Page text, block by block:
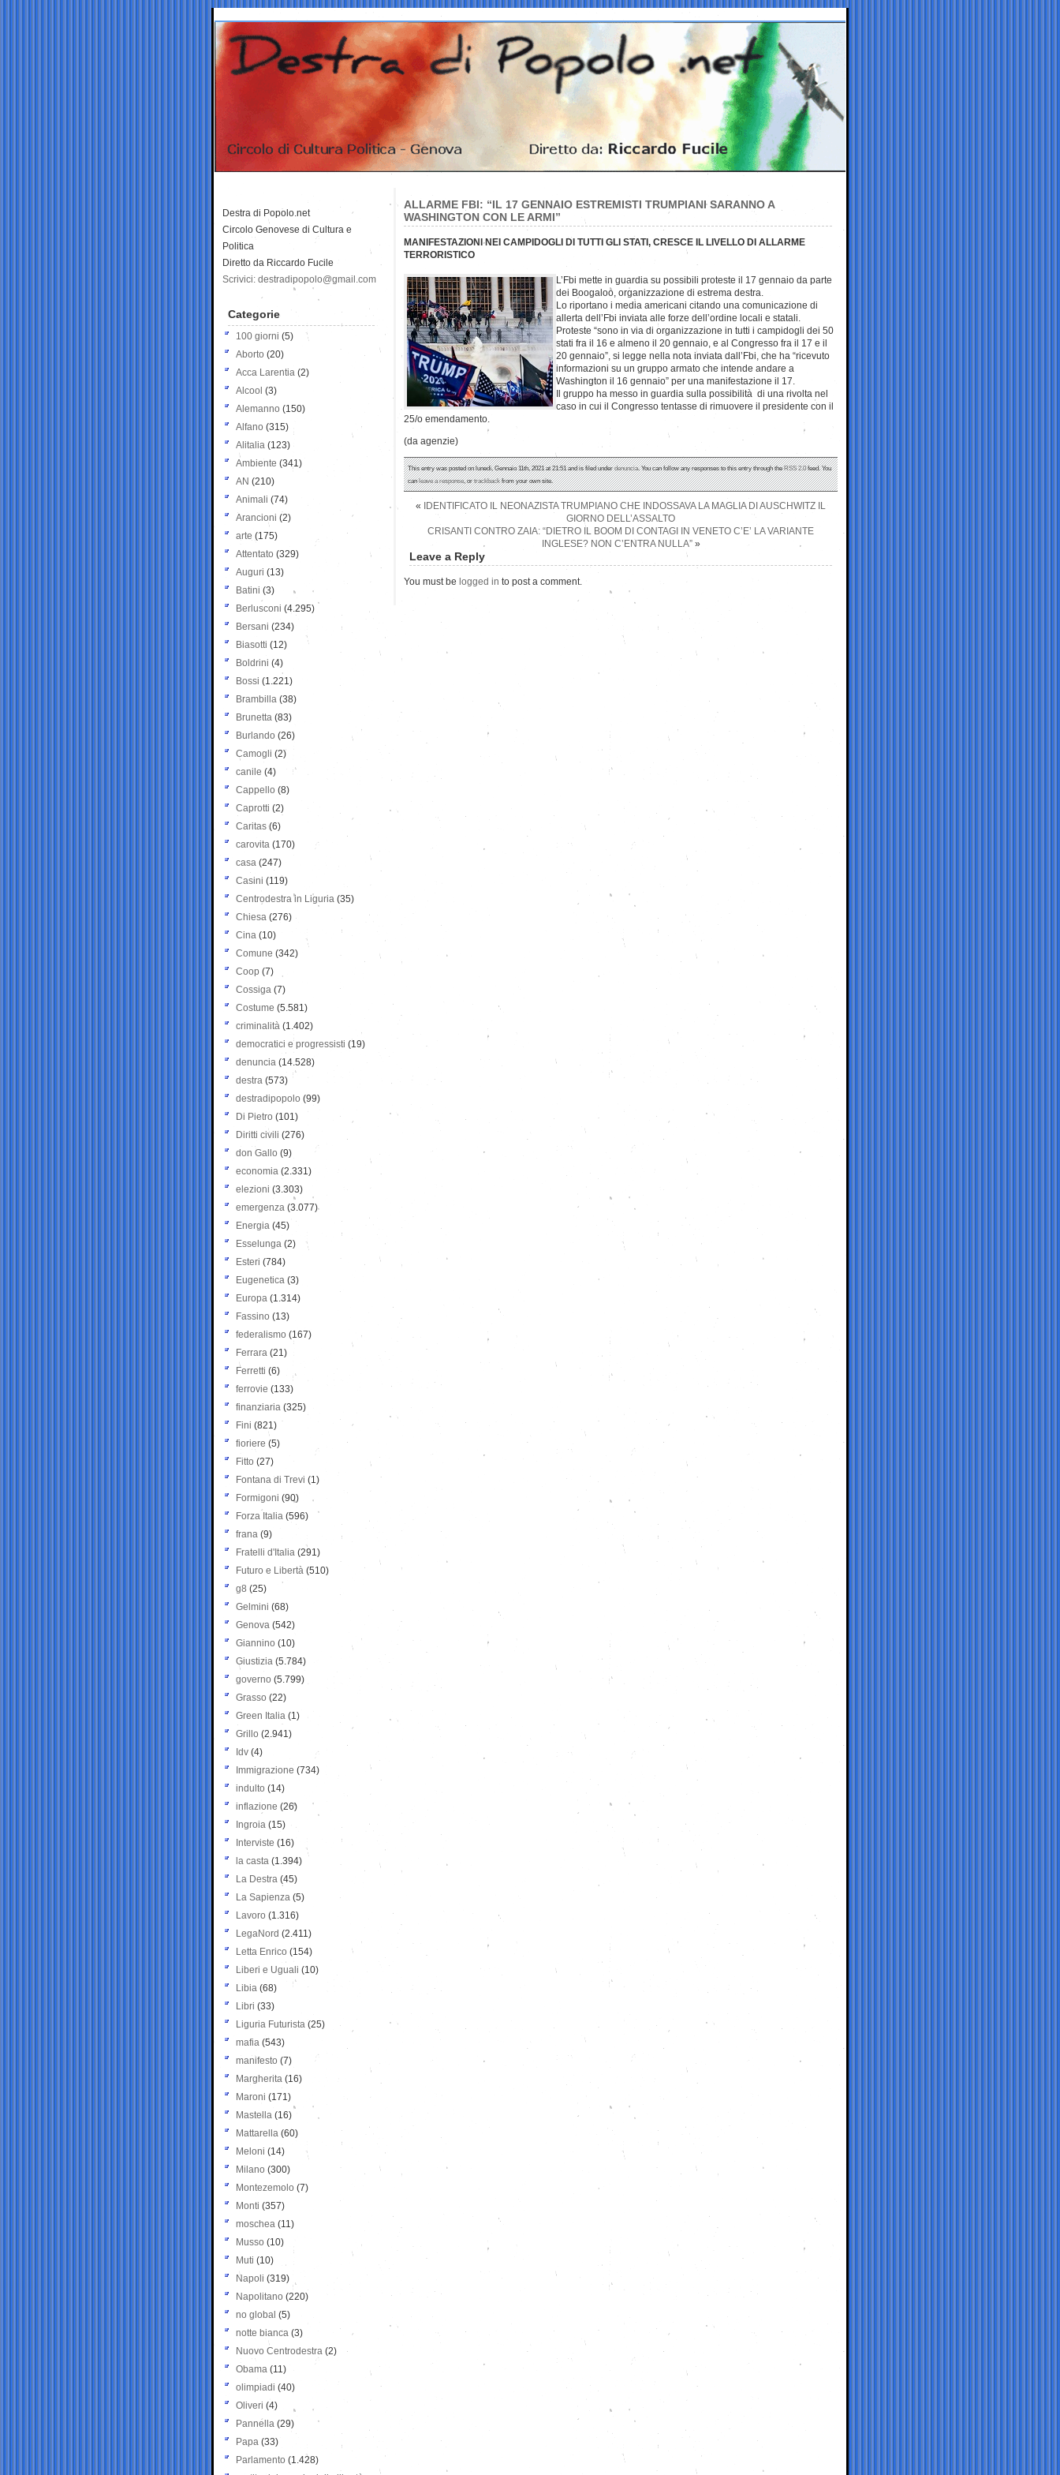
ALLARME FBI: “IL 17 GENNAIO ESTREMISTI TRUMPIANI SARANNO A
WASHINGTON CON LE ARMI”
MANIFESTAZIONI NEI CAMPIDOGLI DI TUTTI GLI STATI, CRESCE IL LIVELLO DI ALLARME
TERRORISTICO
L’Fbi mette in guardia su possibili proteste il 17 gennaio da parte
dei Boogaloo, organizzazione di estrema destra.
Lo riportano i media americani citando una comunicazione di
allerta dell’Fbi inviata alle forze dell’ordine locali e statali.
Proteste “sono in via di organizzazione in tutti i campidogli dei 50
stati fra il 16 e almeno il 20 gennaio, e al Congresso fra il 17 e il
20 gennaio”, si legge nella nota inviata dall’Fbi, che ha “ricevuto
informazioni su un gruppo armato che intende andare a
Washington il 16 gennaio” per una manifestazione il 17.
Il gruppo ha messo in guardia sulla possibilità di una rivolta nel
caso in cui il Congresso tentasse di rimuovere il presidente con il
25/o emendamento.
(da agenzie)
This entry was posted on lunedì, Gennaio 11th, 2021 at 21:51 and is filed underdenuncia. You can follow any responses to this entry through theRSS 2.0feed. You
canleave a response, ortrackbackfrom your own site.
«
IDENTIFICATO IL NEONAZISTA TRUMPIANO CHE INDOSSAVA LA MAGLIA DI AUSCHWITZ IL
GIORNO DELL’ASSALTO
CRISANTI CONTRO ZAIA: “DIETRO IL BOOM DI CONTAGI IN VENETO C’E’ LA VARIANTE
INGLESE? NON C’ENTRA NULLA”»
Leave a Reply
You must be logged in to post a comment.
Destra di Popolo.net
Circolo Genovese di Cultura e
Politica
Diretto da Riccardo Fucile
Scrivici: destradipopolo@gmail.com
Categorie
100 giorni (5)
Aborto (20)
Acca Larentia (2)
Alcool (3)
Alemanno (150)
Alfano (315)
Alitalia (123)
Ambiente (341)
AN (210)
Animali (74)
Arancioni (2)
arte (175)
Attentato (329)
Auguri (13)
Batini (3)
Berlusconi (4.295)
Bersani (234)
Biasotti (12)
Boldrini (4)
Bossi (1.221)
Brambilla (38)
Brunetta (83)
Burlando (26)
Camogli (2)
canile (4)
Cappello (8)
Caprotti (2)
Caritas (6)
carovita (170)
casa (247)
Casini (119)
Centrodestra in Liguria (35)
Chiesa (276)
Cina (10)
Comune (342)
Coop (7)
Cossiga (7)
Costume (5.581)
criminalità (1.402)
democratici e progressisti (19)
denuncia (14.528)
destra (573)
destradipopolo (99)
Di Pietro (101)
Diritti civili (276)
don Gallo (9)
economia (2.331)
elezioni (3.303)
emergenza (3.077)
Energia (45)
Esselunga (2)
Esteri (784)
Eugenetica (3)
Europa (1.314)
Fassino (13)
federalismo (167)
Ferrara (21)
Ferretti (6)
ferrovie (133)
finanziaria (325)
Fini (821)
fioriere (5)
Fitto (27)
Fontana di Trevi (1)
Formigoni (90)
Forza Italia (596)
frana (9)
Fratelli d'Italia (291)
Futuro e Libertà (510)
g8 (25)
Gelmini (68)
Genova (542)
Giannino (10)
Giustizia (5.784)
governo (5.799)
Grasso (22)
Green Italia (1)
Grillo (2.941)
Idv (4)
Immigrazione (734)
indulto (14)
inflazione (26)
Ingroia (15)
Interviste (16)
la casta (1.394)
La Destra (45)
La Sapienza (5)
Lavoro (1.316)
LegaNord (2.411)
Letta Enrico (154)
Liberi e Uguali (10)
Libia (68)
Libri (33)
Liguria Futurista (25)
mafia (543)
manifesto (7)
Margherita (16)
Maroni (171)
Mastella (16)
Mattarella (60)
Meloni (14)
Milano (300)
Montezemolo (7)
Monti (357)
moschea (11)
Musso (10)
Muti (10)
Napoli (319)
Napolitano (220)
no global (5)
notte bianca (3)
Nuovo Centrodestra (2)
Obama (11)
olimpiadi (40)
Oliveri (4)
Pannella (29)
Papa (33)
Parlamento (1.428)